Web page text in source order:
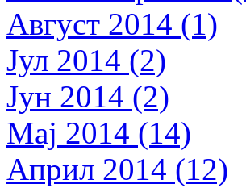
Август 2014 (1)
Јул 2014 (2)
Јун 2014 (2)
Мај 2014 (14)
Април 2014 (12)